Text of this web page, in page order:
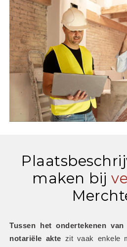
maken bij
Tussen het ondertekenen
notariële akte zit vaak enkele